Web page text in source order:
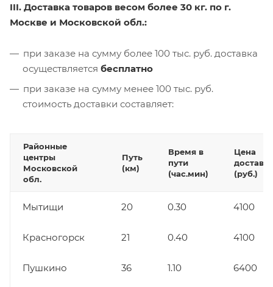
III. Доставка товаров весом более 30 кг. по г.
Москве и Московской обл.:
при заказе на сумму более 100 тыс. руб. доставка
осуществляется бесплатно
при заказе на сумму менее 100 тыс. руб.
стоимость доставки составляет:
Районные
центры
Московской
обл.
Путь
(км)
Время в
пути
(час.мин)
Цена
(руб.)
Мытищи 20 0.30 4100
Красногорск 21 0.40 4100
Пушкино 36 1.10 6400